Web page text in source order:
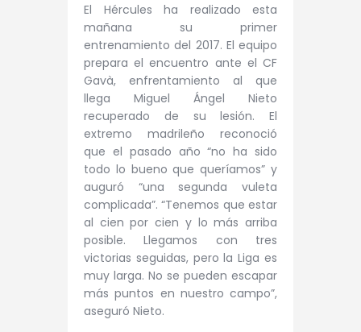
El Hércules ha realizado esta
mañana su primer
entrenamiento del 2017. El equipo
prepara el encuentro ante el CF
Gavà, enfrentamiento al que
llega Miguel Ángel Nieto
recuperado de su lesión. El
extremo madrileño reconoció
que el pasado año “no ha sido
todo lo bueno que queríamos” y
auguró “una segunda vuleta
complicada”. “Tenemos que estar
al cien por cien y lo más arriba
posible. Llegamos con tres
victorias seguidas, pero la Liga es
muy larga. No se pueden escapar
más puntos en nuestro campo”,
aseguró Nieto.